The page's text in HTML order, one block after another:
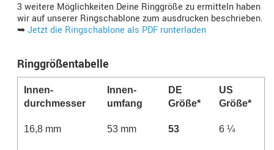
3 weitere Möglichkeiten Deine Ringgröße zu ermitteln haben
wir auf unserer Ringschablone zum ausdrucken beschrieben.
➥Jetzt die Ringschablone als PDF runterladen
Ringgrößentabelle
Innen­
durchmesser
Innen­­
umfang
DE
Größe*
US
Größe*
16,8 mm 53 mm 53 6 ¼